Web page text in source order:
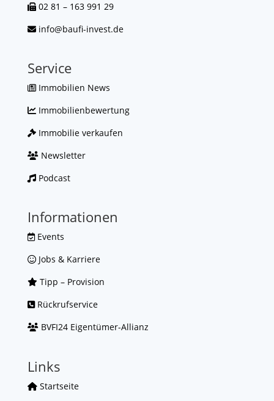
02 81 – 163 991 29
info@baufi-invest.de
Service
Immobilien News
Immobilienbewertung
Immobilie verkaufen
Newsletter
Podcast
Informationen
Events
Jobs & Karriere
Tipp – Provision
Rückrufservice
BVFI24 Eigentümer-Allianz
Links
Startseite